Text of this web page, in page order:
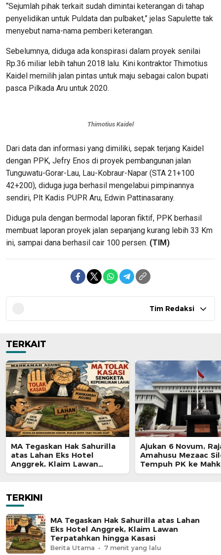
“Sejumlah pihak terkait sudah dimintai keterangan di tahap
penyelidikan untuk Puldata dan pulbaket,” jelas Sapulette tak
menyebut nama-nama pemberi keterangan.
Sebelumnya, diduga ada konspirasi dalam proyek senilai
Rp.36 miliar lebih tahun 2018 lalu. Kini kontraktor Thimotius
Kaidel memilih jalan pintas untuk maju sebagai calon bupati
pasca Pilkada Aru untuk 2020.
Thimotius Kaidel
Dari data dan informasi yang dimiliki, sepak terjang Kaidel
dengan PPK, Jefry Enos di proyek pembangunan jalan
Tunguwatu-Gorar-Lau, Lau-Kobraur-Napar (STA 21+100
42+200), diduga juga berhasil mengelabui pimpinannya
sendiri, Plt Kadis PUPR Aru, Edwin Pattinasarany.
Diduga pula dengan bermodal laporan fiktif, PPK berhasil
membuat laporan proyek jalan sepanjang kurang lebih 33 Km
ini, sampai dana berhasil cair 100 persen. (TIM)
Tim Redaksi
TERKAIT
MA Tegaskan Hak Sahurilla
atas Lahan Eks Hotel
Anggrek, Klaim Lawan
Terpatahkan hingga Kasasi
Ajukan 6 Novum,
Amahusu Mezaac
Tempuh PK ke
Agung
TERKINI
MA Tegaskan Hak Sahurilla atas Lahan
Eks Hotel Anggrek, Klaim Lawan
Terpatahkan hingga Kasasi
Berita Utama 7 menit yang lalu